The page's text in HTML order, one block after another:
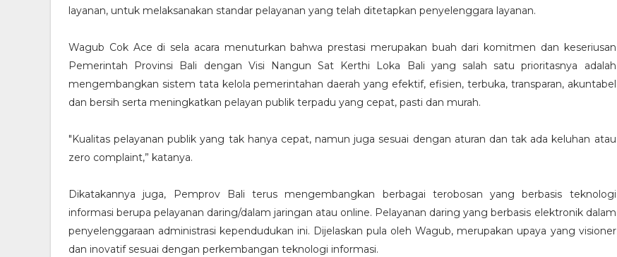
layanan, untuk melaksanakan standar pelayanan yang telah ditetapkan penyelenggara layanan.
Wagub Cok Ace di sela acara menuturkan bahwa prestasi merupakan buah dari komitmen dan keseriusan
Pemerintah Provinsi Bali dengan Visi Nangun Sat Kerthi Loka Bali yang salah satu prioritasnya adalah
mengembangkan sistem tata kelola pemerintahan daerah yang efektif, efisien, terbuka, transparan, akuntabel
dan bersih serta meningkatkan pelayan publik terpadu yang cepat, pasti dan murah.
"Kualitas pelayanan publik yang tak hanya cepat, namun juga sesuai dengan aturan dan tak ada keluhan atau
zero complaint,” katanya.
Dikatakannya juga, Pemprov Bali terus mengembangkan berbagai terobosan yang berbasis teknologi
informasi berupa pelayanan daring/dalam jaringan atau online. Pelayanan daring yang berbasis elektronik dalam
penyelenggaraan administrasi kependudukan ini. Dijelaskan pula oleh Wagub, merupakan upaya yang visioner
dan inovatif sesuai dengan perkembangan teknologi informasi.